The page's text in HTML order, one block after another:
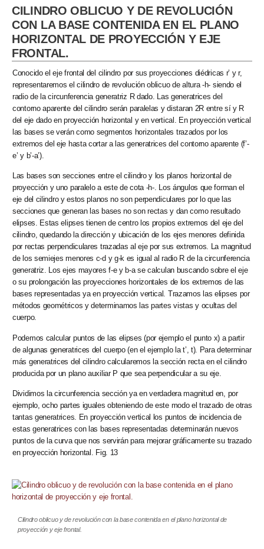
CILINDRO OBLICUO Y DE REVOLUCIÓN
CON LA BASE CONTENIDA EN EL PLANO
HORIZONTAL DE PROYECCIÓN Y EJE
FRONTAL.
Conocido el eje frontal del cilindro por sus proyecciones diédricas r’ y r,
representaremos el cilindro de revolución oblicuo de altura -h- siendo el
radio de la circunferencia generatriz R dado. Las generatrices del
contorno aparente del cilindro serán paralelas y distaran 2R entre sí y R
del eje dado en proyección horizontal y en vertical. En proyección vertical
las bases se verán como segmentos horizontales trazados por los
extremos del eje hasta cortar a las generatrices del contorno aparente (f’-
e’ y b’-a’).
Las bases son secciones entre el cilindro y los planos horizontal de
proyección y uno paralelo a este de cota -h-. Los ángulos que forman el
eje del cilindro y estos planos no son perpendiculares por lo que las
secciones que generan las bases no son rectas y dan como resultado
elipses. Estas elipses tienen de centro los propios extremos del eje del
cilindro, quedando la dirección y ubicación de los ejes menores definida
por rectas perpendiculares trazadas al eje por sus extremos. La magnitud
de los semiejes menores c-d y g-k es igual al radio R de la circunferencia
generatriz. Los ejes mayores f-e y b-a se calculan buscando sobre el eje
o su prolongación las proyecciones horizontales de los extremos de las
bases representadas ya en proyección vertical. Trazamos las elipses por
métodos geométricos y determinamos las partes vistas y ocultas del
cuerpo.
Podemos calcular puntos de las elipses (por ejemplo el punto x) a partir
de algunas generatrices del cuerpo (en el ejemplo la t’, t). Para determinar
más generatrices del cilindro calcularemos la sección recta en el cilindro
producida por un plano auxiliar P que sea perpendicular a su eje.
Dividimos la circunferencia sección ya en verdadera magnitud en, por
ejemplo, ocho partes iguales obteniendo de este modo el trazado de otras
tantas generatrices. En proyección vertical los puntos de incidencia de
estas generatrices con las bases representadas determinarán nuevos
puntos de la curva que nos servirán para mejorar gráficamente su trazado
en proyección horizontal. Fig. 13
Cilindro oblicuo y de revolución con la base contenida en el plano horizontal de
proyección y eje frontal.